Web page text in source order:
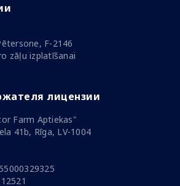
F-2146
zāļu izplatīšanai
лицензии
Farm Aptiekas"
41b, Rīga, LV-1004